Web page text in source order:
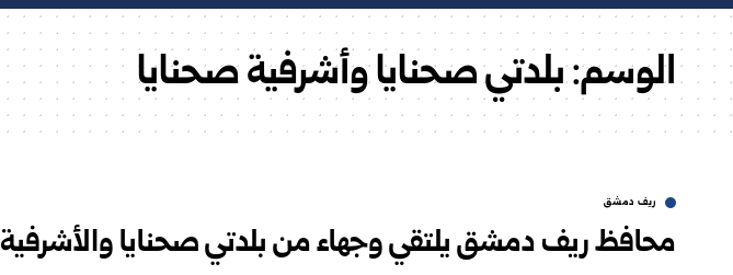
الوسم:بلدتي صحنايا وأشرفية صحنايا
ريف دمشق
محافظ ريف دمشق يلتقي وجهاء من بلدتي صحنايا والأشرفية